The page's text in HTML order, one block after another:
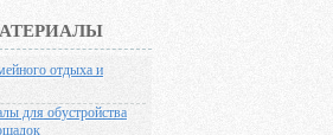
отдыха и
для обустройства